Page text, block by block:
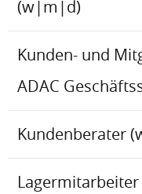
(w|m|d)
Kunden- und
ADAC
Kundenberater